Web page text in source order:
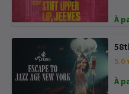
À
5.0
À